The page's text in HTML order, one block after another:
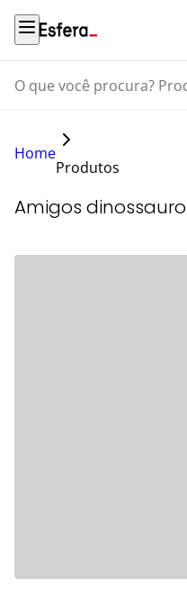
O que você procura?
Home
Produtos
Amigos